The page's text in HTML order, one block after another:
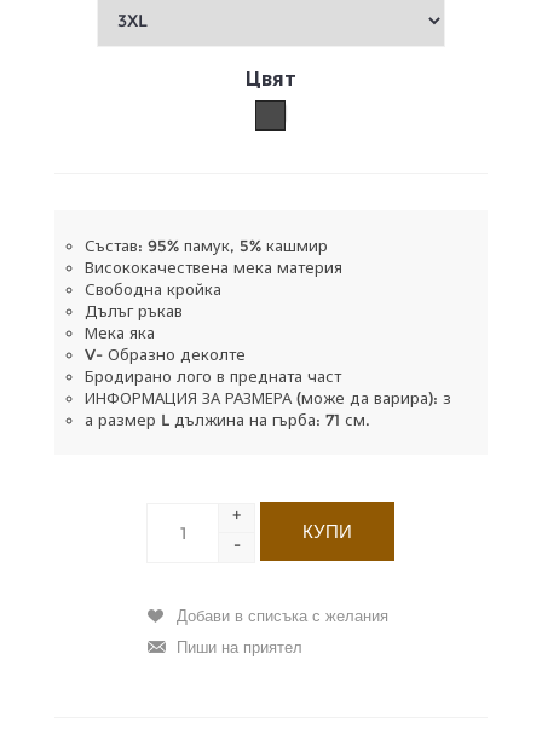
Цвят
Състав: 95% памук, 5% кашмир
Висококачествена мека материя
Свободна кройка
Дълъг ръкав
Мека яка
V- Образно деколте
Бродирано лого в предната част
ИНФОРМАЦИЯ ЗА РАЗМЕРА (може да варира): з
а размер L дължина на гърба: 71 см.
+
-